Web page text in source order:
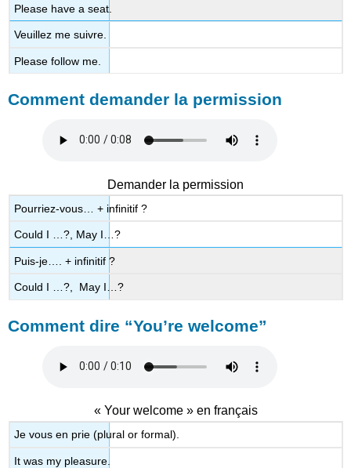
Please have a seat.
Veuillez me suivre.
Please follow me.
Comment demander la permission
Demander la permission
Pourriez-vous… + infinitif ?
Could I …?, May I…?
Puis-je…. + infinitif ?
Could I …?, May I…?
Comment dire “You’re welcome”
« Your welcome » en français
Je vous en prie (plural or formal).
It was my pleasure.